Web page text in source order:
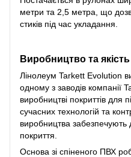
метри та 2,5 метра, що
стиків під час укладання.
Виробництво та
Лінолеум Tarkett Evolution
одному з заводів компанії
виробництві покриттів для
сучасних технологій та
виробництва забезпечують
покриття.
Основа зі спіненого ПВХ